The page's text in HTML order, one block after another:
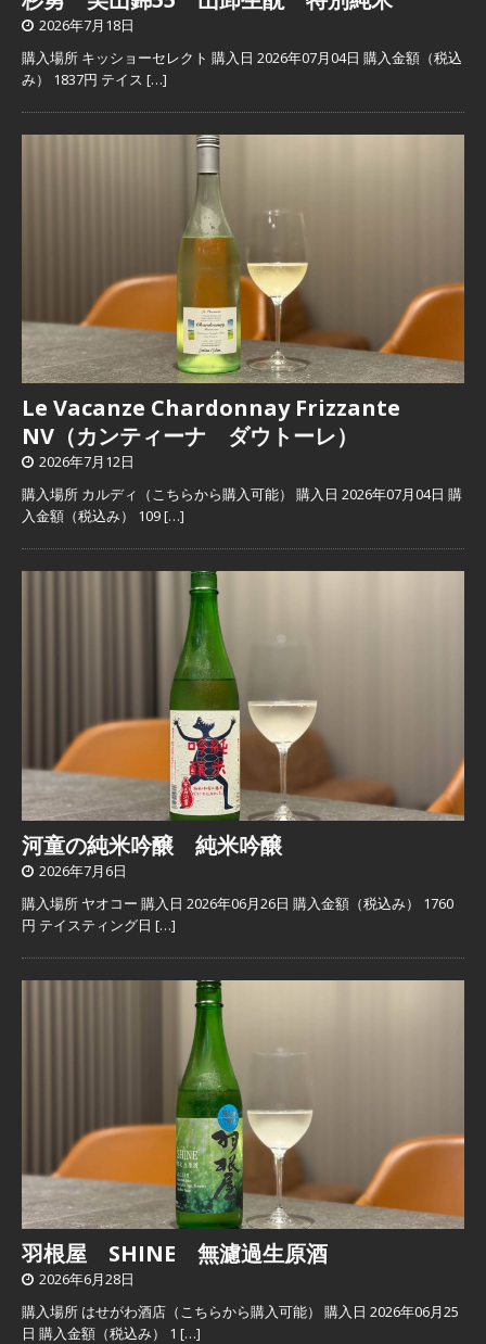
2026年7月18日
購入場所 キッショーセレクト 購入日 2026年07月04日 購入金額（税込
み） 1837円 テイス […]
Le Vacanze Chardonnay Frizzante
NV（カンティーナ ダウトーレ）
2026年7月12日
購入場所 カルディ（こちらから購入可能） 購入日 2026年07月04日 購
入金額（税込み） 109[…]
河童の純米吟醸 純米吟醸
2026年7月6日
購入場所 ヤオコー 購入日 2026年06月26日 購入金額（税込み） 1760
円 テイスティング日 […]
羽根屋 SHINE 無濾過生原酒
2026年6月28日
購入場所 はせがわ酒店（こちらから購入可能） 購入日 2026年06月25
日 購入金額（税込み） 1 […]